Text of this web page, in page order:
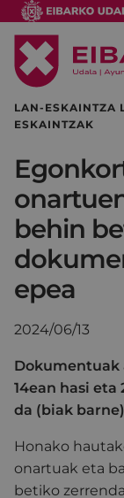
LAN-ESKAINTZA
ESKAINTZAK
behin
epea
2024/06/13
Dokumentuak
14ean hasi
da (biak
Honako
onartuak eta
betiko